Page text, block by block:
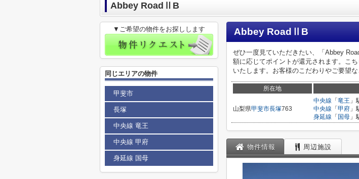
Abbey RoadⅡB
Abbey RoadⅡB
ぜひ一度見ていただきたい、「Abbey
額に応じてポイントが還元されます。こ
いたします。お客様のこだわりやご要望
所在地
山梨県甲斐市長塚763
中央線 「 竜王 」
中央線 「 甲府 」
身延線 「 国母 」
物件情報 周辺施設
▼ご希望の物件をお探しします
同じエリアの物件
甲斐市
長塚
中央線 竜王
中央線 甲府
身延線 国母